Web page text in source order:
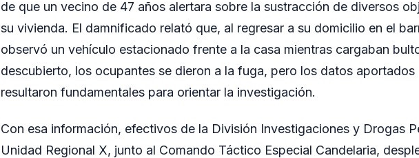
de que un vecino de 47 años alertara sobre la sustracción de diversos
su vivienda. El damnificado relató que, al regresar a su domicilio en el
observó un vehículo estacionado frente a la casa mientras cargaban
descubierto, los ocupantes se dieron a la fuga, pero los datos aportados
resultaron fundamentales para orientar la investigación.
Con esa información, efectivos de la División Investigaciones y Drogas
Unidad Regional X, junto al Comando Táctico Especial Candelaria,